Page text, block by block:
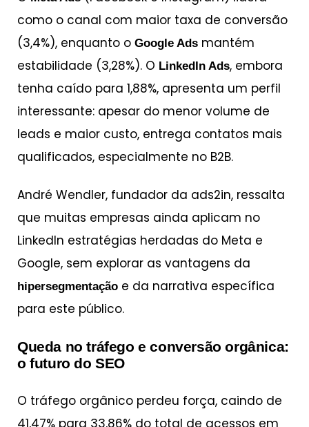
como o canal com maior taxa de conversão
(3,4%), enquanto o Google Ads mantém
estabilidade (3,28%). O LinkedIn Ads, embora
tenha caído para 1,88%, apresenta um perfil
interessante: apesar do menor volume de
leads e maior custo, entrega contatos mais
qualificados, especialmente no B2B.
André Wendler, fundador da ads2in, ressalta
que muitas empresas ainda aplicam no
LinkedIn estratégias herdadas do Meta e
Google, sem explorar as vantagens da
hipersegmentação e da narrativa específica
para este público.
Queda no tráfego e conversão orgânica:
o futuro do SEO
O tráfego orgânico perdeu força, caindo de
41,47% para 33,86% do total de acessos em